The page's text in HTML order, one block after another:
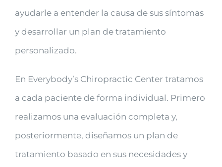
ayudarle a entender la causa de sus síntomas
y desarrollar un plan de tratamiento
personalizado.
En Everybody’s Chiropractic Center tratamos
a cada paciente de forma individual. Primero
realizamos una evaluación completa y,
posteriormente, diseñamos un plan de
tratamiento basado en sus necesidades y